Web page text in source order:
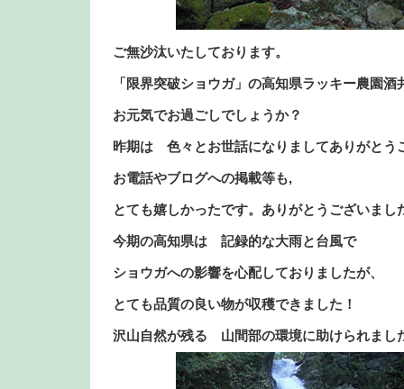
ご無沙汰いたしております。
「限界突破ショウガ」の高知県ラッキー農園酒
お元気でお過ごしでしょうか？
昨期は 色々とお世話になりましてありがとう
お電話やブログへの掲載等も,
とても嬉しかったです。ありがとうございまし
今期の高知県は 記録的な大雨と台風で
ショウガへの影響を心配しておりましたが、
とても品質の良い物が収穫できました！
沢山自然が残る 山間部の環境に助けられまし